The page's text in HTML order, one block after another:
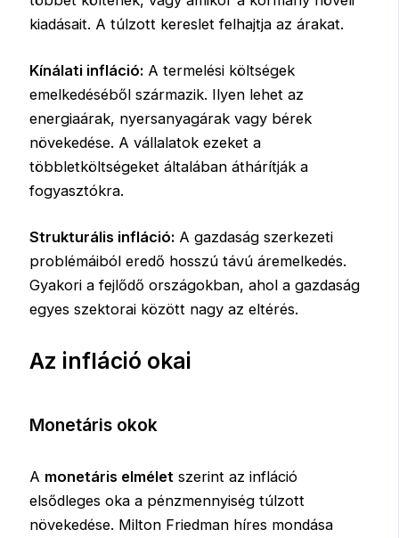
kiadásait. A túlzott kereslet felhajtja az árakat.
Kínálati infláció: A termelési költségek
emelkedéséből származik. Ilyen lehet az
energiaárak, nyersanyagárak vagy bérek
növekedése. A vállalatok ezeket a
többletköltségeket általában áthárítják a
fogyasztókra.
Strukturális infláció: A gazdaság szerkezeti
problémáiból eredő hosszú távú áremelkedés.
Gyakori a fejlődő országokban, ahol a gazdaság
egyes szektorai között nagy az eltérés.
Az infláció okai
Monetáris okok
A monetáris elmélet szerint az infláció
elsődleges oka a pénzmennyiség túlzott
növekedése. Milton Friedman híres mondása